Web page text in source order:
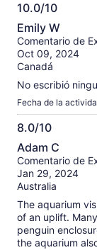
10.0/10
10.0
de
10
Emily W
Comentario de
Oct 09, 2024
Canadá
No escribió
Fecha de la
8.0/10
8.0
de
10
Adam C
Comentario de
Jan 29, 2024
Australia
The aquarium
of an uplift.
penguin
the aquarium